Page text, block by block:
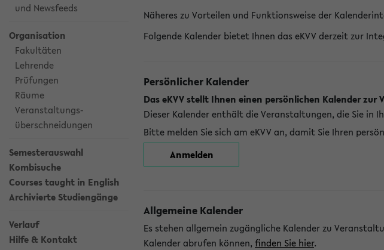
und Newsfeeds
Organisation
Fakultäten
Lehrende
Prüfungen
Räume
Veranstaltungs-
überschneidungen
Semesterauswahl
Kombisuche
Courses taught in English
Archivierte Studiengänge
Verlauf
Hilfe & Kontakt
Näheres zu Vorteilen und Funktionsweise der
Folgende Kalender bietet Ihnen das eKVV derzeit zur
Persönlicher Kalender
Das eKVV stellt Ihnen einen persönlichen Kalender zur
Dieser Kalender enthält die Veranstaltungen, die Sie in
Bitte melden Sie sich am eKVV an, damit Sie Ihren
Anmelden
Allgemeine Kalender
Es stehen allgemein zugängliche Kalender zu
Kalender abrufen können, finden Sie hier.